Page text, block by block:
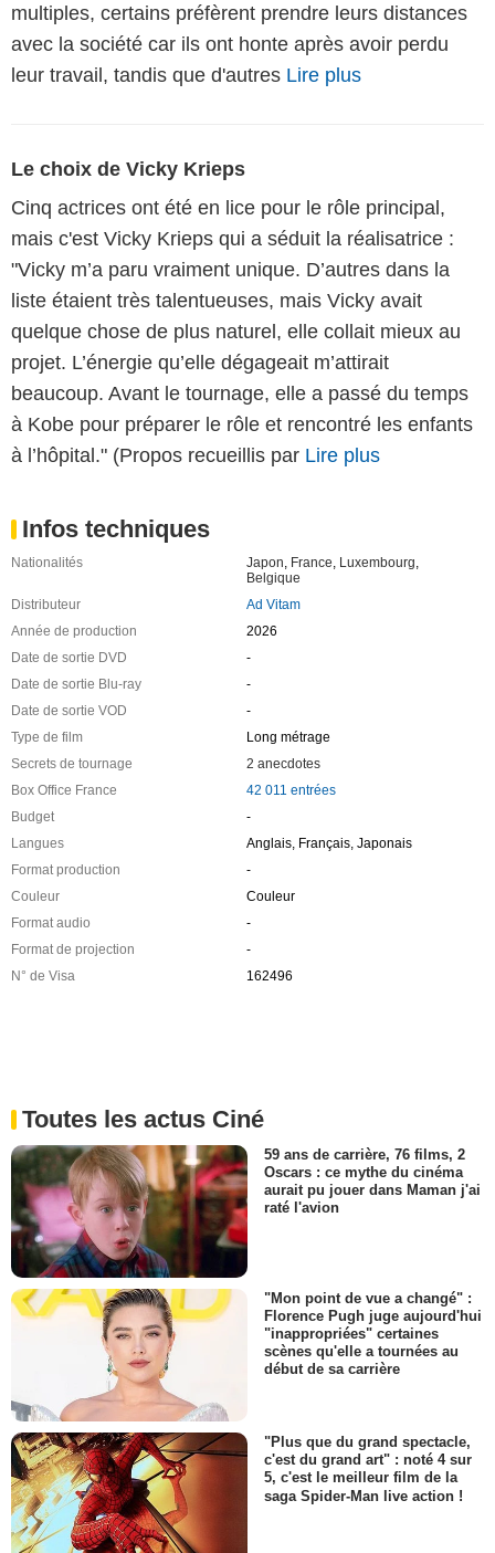
multiples, certains préfèrent prendre leurs distances
avec la société car ils ont honte après avoir perdu
leur travail, tandis que d'autres Lire plus
Le choix de Vicky Krieps
Cinq actrices ont été en lice pour le rôle principal,
mais c'est Vicky Krieps qui a séduit la réalisatrice :
"Vicky m’a paru vraiment unique. D’autres dans la
liste étaient très talentueuses, mais Vicky avait
quelque chose de plus naturel, elle collait mieux au
projet. L’énergie qu’elle dégageait m’attirait
beaucoup. Avant le tournage, elle a passé du temps
à Kobe pour préparer le rôle et rencontré les enfants
à l’hôpital." (Propos recueillis par Lire plus
Infos techniques
Nationalités Japon France Luxembourg
Belgique
Distributeur
Ad Vitam
Année de production
2026
Date de sortie DVD
-
Date de sortie Blu-ray
-
Date de sortie VOD
-
Type de film
Long métrage
Secrets de tournage
2 anecdotes
Box Office France
42 011 entrées
Budget
-
Langues
Anglais, Français, Japonais
Format production
-
Couleur
Couleur
Format audio
-
Format de projection
-
N° de Visa
162496
Toutes les actus Ciné
59 ans de carrière, 76 films, 2
Oscars : ce mythe du cinéma
aurait pu jouer dans Maman j'ai
raté l'avion
"Mon point de vue a changé" :
Florence Pugh juge aujourd'hui
"inappropriées" certaines
scènes qu'elle a tournées au
début de sa carrière
"Plus que du grand spectacle,
c'est du grand art" : noté 4 sur
5, c'est le meilleur film de la
saga Spider-Man live action !